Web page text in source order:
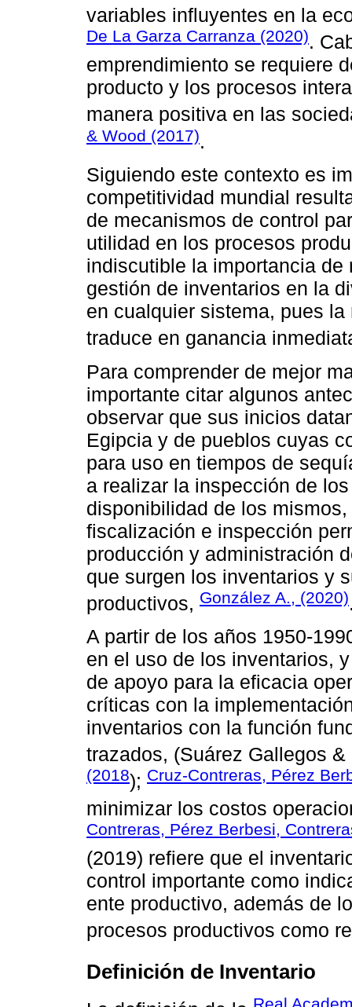
variables influyentes en la
De La Garza Carranza (2020).
emprendimiento se requiere
producto y los procesos
manera positiva en las
& Wood (2017).
Siguiendo este contexto es
competitividad mundial
de mecanismos de control
utilidad en los procesos
indiscutible la importancia
gestión de inventarios en la
en cualquier sistema, pues
traduce en ganancia
Para comprender de mejor
importante citar algunos
observar que sus inicios
Egipcia y de pueblos cuyas
para uso en tiempos de
a realizar la inspección de
disponibilidad de los
fiscalización e inspección
producción y administración
que surgen los inventarios y
productivos, González A., (2020)
A partir de los años 1950-
en el uso de los inventarios,
de apoyo para la eficacia
críticas con la
inventarios con la función
trazados, (Suárez Gallegos
(2018); Cruz-Contreras, Pérez
minimizar los costos
Contreras, Pérez Berbesi,
(2019) refiere que el
control importante como
ente productivo, además de
procesos productivos como
Definición de Inventario